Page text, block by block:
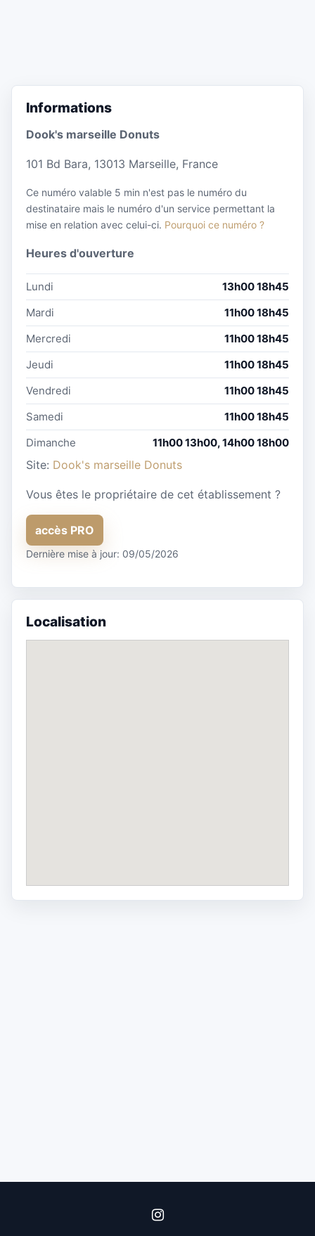
Informations
Dook's marseille Donuts
101 Bd Bara, 13013 Marseille, France
Ce numéro valable 5 min n'est pas le numéro du
destinataire mais le numéro d'un service permettant la
mise en relation avec celui-ci. Pourquoi ce numéro ?
Heures d'ouverture
Lundi
13h00 18h45
Mardi
11h00 18h45
Mercredi
11h00 18h45
Jeudi
11h00 18h45
Vendredi
11h00 18h45
Samedi
11h00 18h45
Dimanche
11h00 13h00, 14h00 18h00
Site: Dook's marseille Donuts
Vous êtes le propriétaire de cet établissement ?
accès PRO
Dernière mise à jour: 09/05/2026
Localisation